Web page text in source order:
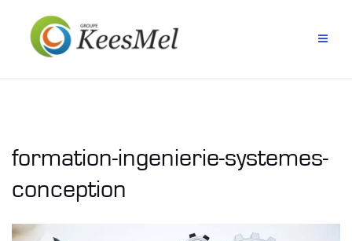
contenu
formation-ingenierie-systemes-
conception